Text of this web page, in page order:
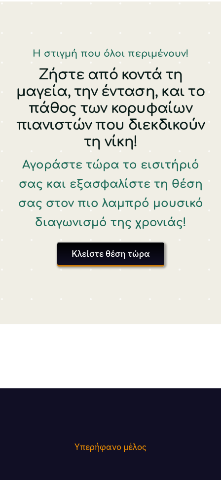
Η στιγμή που όλοι περιμένουν!
Ζήστε από κοντά τη
μαγεία, την ένταση, και το
πάθος των κορυφαίων
πιανιστών που διεκδικούν
τη νίκη!
Αγοράστε τώρα το εισιτήριό
σας και εξασφαλίστε τη θέση
σας στον πιο λαμπρό μουσικό
διαγωνισμό της χρονιάς!
Κλείστε θέση τώρα
Υπερήφανο μέλος